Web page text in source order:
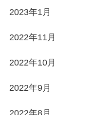
2023年1月
2022年11月
2022年10月
2022年9月